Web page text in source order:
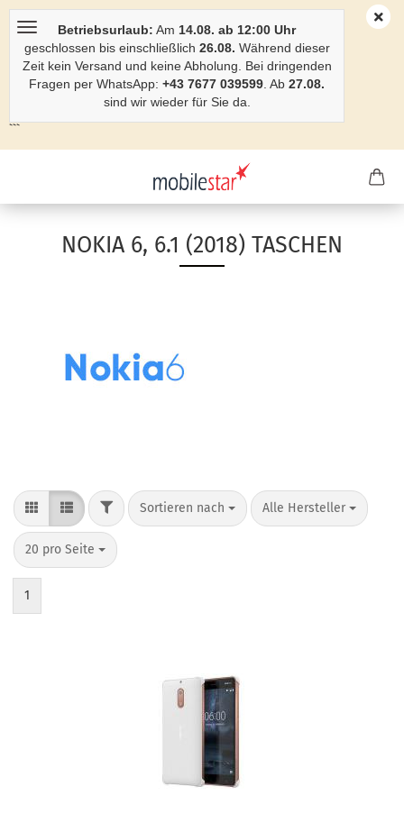
Betriebsurlaub: Am 14.08. ab 12:00 Uhr
geschlossen bis einschließlich 26.08. Während dieser
Zeit kein Versand und keine Abholung. Bei dringenden
Fragen per WhatsApp: +43 7677 039599 . Ab 27.08.
sind wir wieder für Sie da.
```
NOKIA 6, 6.1 (2018) TASCHEN
Sortieren nach Alle Hersteller
20 pro Seite
1